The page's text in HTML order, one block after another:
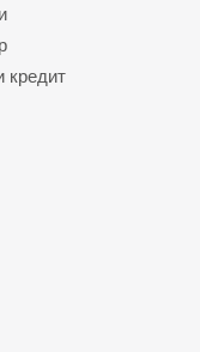
кредит